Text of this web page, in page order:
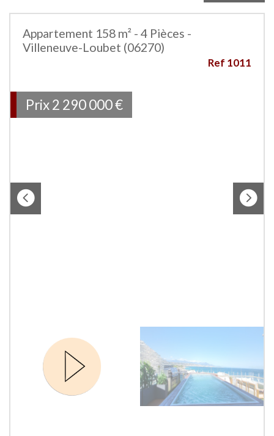
Appartement 158 m² - 4 Pièces -
Villeneuve-Loubet (06270)
Ref 1011
Prix2 290 000€